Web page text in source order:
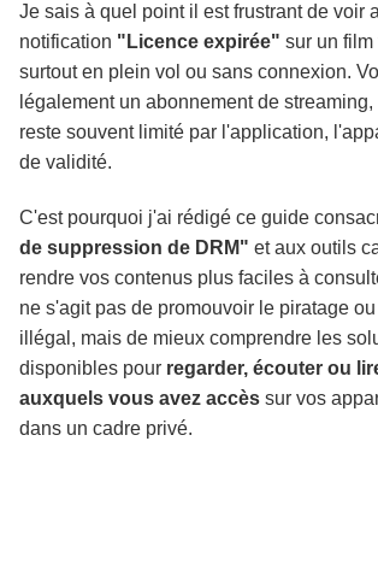
Analyse approfondie : les meilleurs
téléchargeurs de vidéos DRM
Test pratique : les meilleurs
Revue pratique : les meilleurs
suppression de DRM pour eBooks
FAQ
Je sais à quel point il est frustrant de voir
notification "Licence expirée" sur un film
surtout en plein vol ou sans connexion.
légalement un abonnement de
reste souvent limité par l'application,
de validité.
C'est pourquoi j'ai rédigé ce guide
de suppression de DRM" et aux outils
rendre vos contenus plus faciles à
ne s'agit pas de promouvoir le piratage
illégal, mais de mieux comprendre les
disponibles pour regarder, écouter ou
auxquels vous avez accès sur vos
dans un cadre privé.